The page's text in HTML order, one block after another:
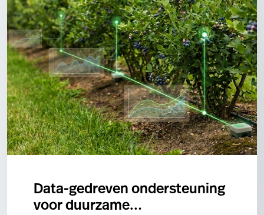
Data-gedreven ondersteuning
voor duurzame